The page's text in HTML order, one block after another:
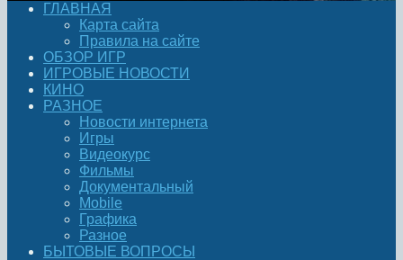
ГЛАВНАЯ
Карта сайта
Правила на сайте
ОБЗОР ИГР
ИГРОВЫЕ НОВОСТИ
КИНО
РАЗНОЕ
Новости интернета
Игры
Видеокурс
Фильмы
Документальный
Mobile
Графика
Разное
БЫТОВЫЕ ВОПРОСЫ